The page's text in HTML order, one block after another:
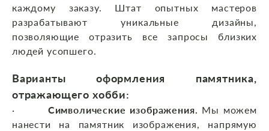
каждому заказу. Штат опытных мастеров
разрабатывают уникальные дизайны,
позволяющие отразить все запросы близких
людей усопшего.
Варианты оформления памятника,
отражающего хобби:
· Символические изображения. Мы можем
нанести на памятник изображения, напрямую